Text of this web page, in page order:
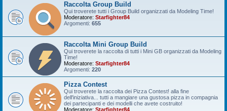
Raccolta Group Build
Qui troverete tutti i Group Build organizzati da Modeling Time!
Moderatore: Starfighter84
Argomenti: 655
Raccolta Mini Group Build
Qui troverete la raccolta di tutti i Mini GB organizzati da Modeling
Time!
Moderatore: Starfighter84
Argomenti: 220
Pizza Contest
Qui troverete la raccolta dei Pizza Contest! alla fine
dell'iniziativa... tutti a mangiare una gustosa pizza in compagnia
dei partecipanti e dei modelli che avete costruito!
Moderatore: Starfighter84